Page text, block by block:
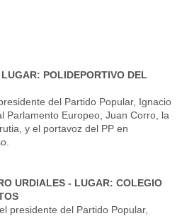
POLIDEPORTIVO DEL
del Partido Popular, Ignacio
Parlamento Europeo, Juan Corro, la
y el portavoz del PP en
URDIALES - LUGAR: COLEGIO
presidente del Partido Popular,